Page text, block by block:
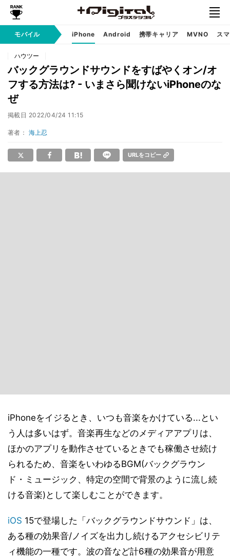
モバイル iPhone Android 携帯キャリア MVNO ス
ハウツー
バックグラウンドサウンドをすばやくオン/オ
フする方法は? - いまさら聞けないiPhoneのな
ぜ
掲載日 2022/04/24 11:15
著者： 海上忍
URLをコピー
iPhoneをイジるとき、いつも音楽をかけている...とい
う人は多いはず。音楽再生などのメディアアプリは、
ほかのアプリを動作させているときでも稼働させ続け
られるため、音楽をいわゆるBGM(バックグラウン
ド・ミュージック、特定の空間で背景のように流し続
ける音楽)として楽しむことができます。
iOS 15で登場した「バックグラウンドサウンド」は、
ある種の効果音/ノイズを出力し続けるアクセシビリテ
ィ機能の一種です。波の音など計6種の効果音が用意